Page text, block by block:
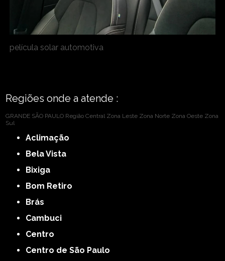
película solar automotiva
Regiões onde a atende :
GRANDE SÃO PAULO Região Central Zona Leste Zona Norte Zona Oeste Zona
Sul
Aclimação
Bela Vista
Bixiga
Bom Retiro
Brás
Cambuci
Centro
Centro de São Paulo